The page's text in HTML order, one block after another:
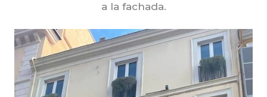
a la fachada.